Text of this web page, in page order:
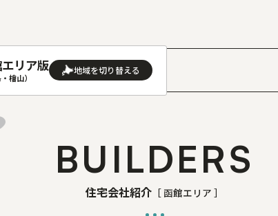
リア版
檜山）
(石狩･空知･後志)版
旭川(上川･留萌･宗谷)版
帯広(十勝)版
BUILDERS
住宅会社紹介 ［ 函館エリア ］